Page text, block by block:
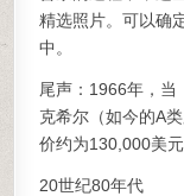
精选照片。可以确
中。
尾声：1966年，当
克希尔（如今的A
价约为130,000美元
20世纪80年代